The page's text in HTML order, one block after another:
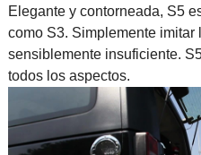
Elegante y contorneada, S5
como S3. Simplemente imitar
sensiblemente insuficiente.
todos los aspectos.